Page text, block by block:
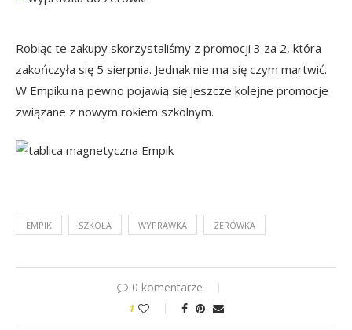
Robiąc te zakupy skorzystaliśmy z promocji 3 za 2, która
zakończyła się 5 sierpnia. Jednak nie ma się czym martwić.
W Empiku na pewno pojawią się jeszcze kolejne promocje
związane z nowym rokiem szkolnym.
EMPIK SZKOŁA WYPRAWKA ZERÓWKA
0 komentarze
1